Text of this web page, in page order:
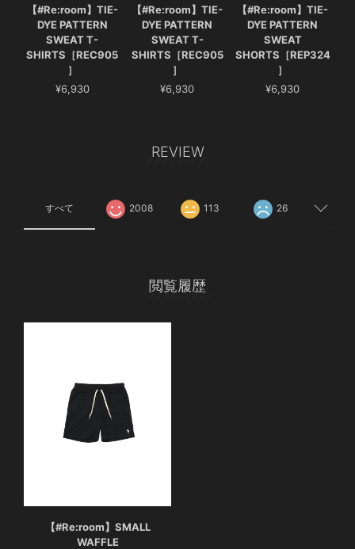
【#Re:room】TIE-
DYE PATTERN
SWEAT T-
SHIRTS［REC905
］
¥6,930
【#Re:room】TIE-
DYE PATTERN
SWEAT T-
SHIRTS［REC905
］
¥6,930
【#Re:room】TIE-
DYE PATTERN
SWEAT
SHORTS［REP324
］
¥6,930
REVIEW
すべて 2008 113 26
閲覧履歴
【#Re:room】SMALL
WAFFLE